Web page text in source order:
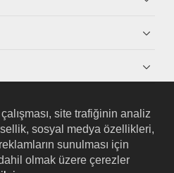
site trafiğinin analiz
sosyal medya özellikleri,
sunulması için
olmak üzere çerezler